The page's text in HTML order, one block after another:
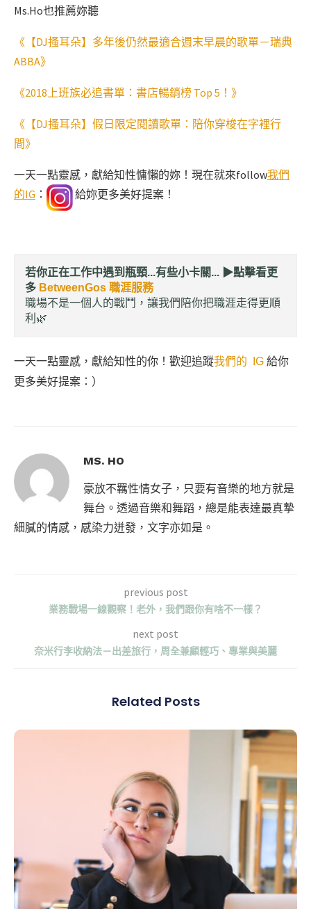
Ms.Ho也推薦妳聽
《【DJ搔耳朵】多年後仍然最適合週末早晨的歌單－瑞典
ABBA》
《2018上班族必追書單：書店暢銷榜 Top 5！》
《【DJ搔耳朵】假日限定閱讀歌單：陪你穿梭在字裡行
間》
一天一點靈感，獻給知性慵懶的妳！現在就來follow我們
的IG ： 給妳更多美好提案！
若你正在工作中遇到瓶頸...有些小卡關... ▶︎點擊看更
多 BetweenGos 職涯服務
職場不是一個人的戰鬥，讓我們陪你把職涯走得更順
利🌿
一天一點靈感，獻給知性的你！歡迎追蹤我們的 IG 給你
更多美好提案：）
MS. HO
豪放不羈性情女子，只要有音樂的地方就是
舞台。透過音樂和舞蹈，總是能表達最真摯
細膩的情感，感染力迸發，文字亦如是。
previous post
業務戰場一線觀察！老外，我們跟你有啥不一樣？
next post
奈米行李收納法－出差旅行，周全兼顧輕巧、專業與美麗
Related Posts